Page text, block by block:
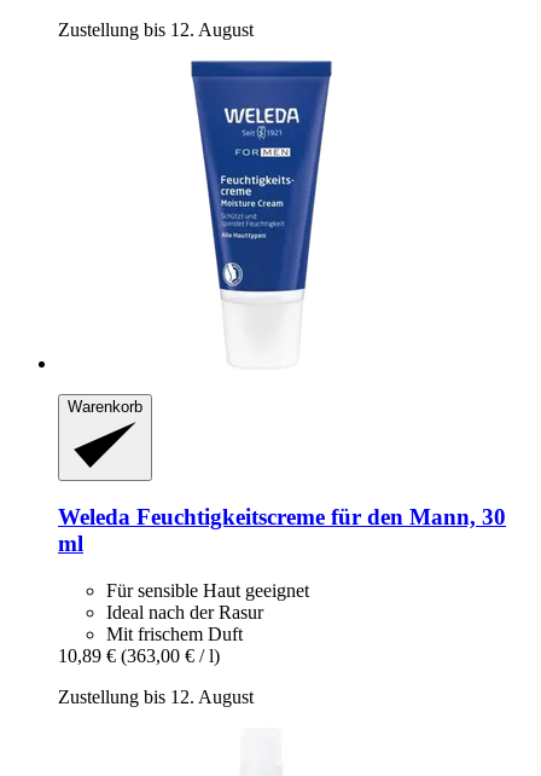
Zustellung bis 12. August
Warenkorb
Weleda Feuchtigkeitscreme für den Mann, 30
ml
Für sensible Haut geeignet
Ideal nach der Rasur
Mit frischem Duft
10,89 € (363,00 € / l)
Zustellung bis 12. August